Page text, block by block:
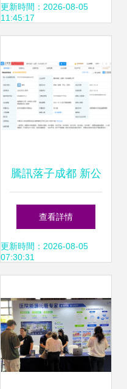
中俄博覽會與哈洽
合作新篇章
更新時間：2026-08-05
11:45:17
騰訊落子成都 新公
司成立背后，劍指
網絡技術服務與數
查看詳情
更新時間：2026-08-05
07:30:31